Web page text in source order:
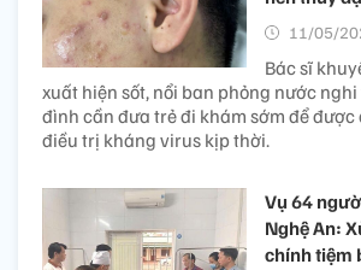
11/05/
Bác sĩ
xuất hiện sốt, nổi ban phỏng nước
đình cần đưa trẻ đi khám sớm để được
điều trị kháng virus kịp thời.
Vụ 64
Nghệ An:
chính tiệm